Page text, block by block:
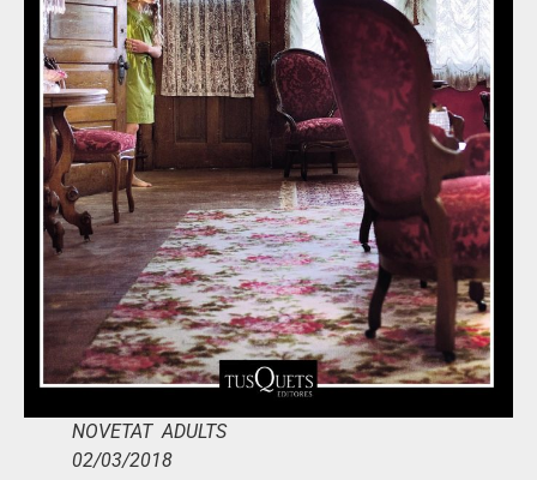
NOVETAT ADULTS
02/03/2018